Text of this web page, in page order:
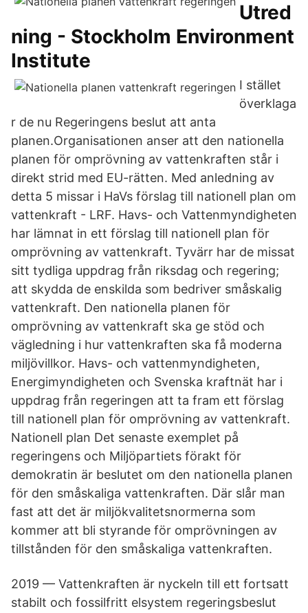
Utred
ning - Stockholm Environment
Institute
I stället
överklaga
r de nu Regeringens beslut att anta
planen.Organisationen anser att den nationella
planen för omprövning av vattenkraften står i
direkt strid med EU-rätten. Med anledning av
detta 5 missar i HaVs förslag till nationell plan om
vattenkraft - LRF. Havs- och Vattenmyndigheten
har lämnat in ett förslag till nationell plan för
omprövning av vattenkraft. Tyvärr har de missat
sitt tydliga uppdrag från riksdag och regering;
att skydda de enskilda som bedriver småskalig
vattenkraft. Den nationella planen för
omprövning av vattenkraft ska ge stöd och
vägledning i hur vattenkraften ska få moderna
miljövillkor. Havs- och vattenmyndigheten,
Energimyndigheten och Svenska kraftnät har i
uppdrag från regeringen att ta fram ett förslag
till nationell plan för omprövning av vattenkraft.
Nationell plan Det senaste exemplet på
regeringens och Miljöpartiets förakt för
demokratin är beslutet om den nationella planen
för den småskaliga vattenkraften. Där slår man
fast att det är miljökvalitetsnormerna som
kommer att bli styrande för omprövningen av
tillstånden för den småskaliga vattenkraften.
2019 — Vattenkraften är nyckeln till ett fortsatt
stabilt och fossilfritt elsystem regeringsbeslut